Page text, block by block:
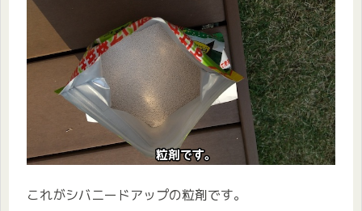
これがシバニードアップの粒剤です。